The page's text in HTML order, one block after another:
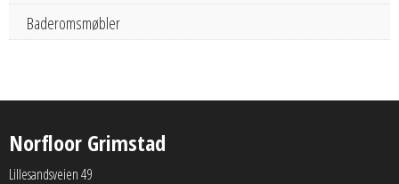
Baderomsmøbler
Norfloor Grimstad
Lillesandsveien 49